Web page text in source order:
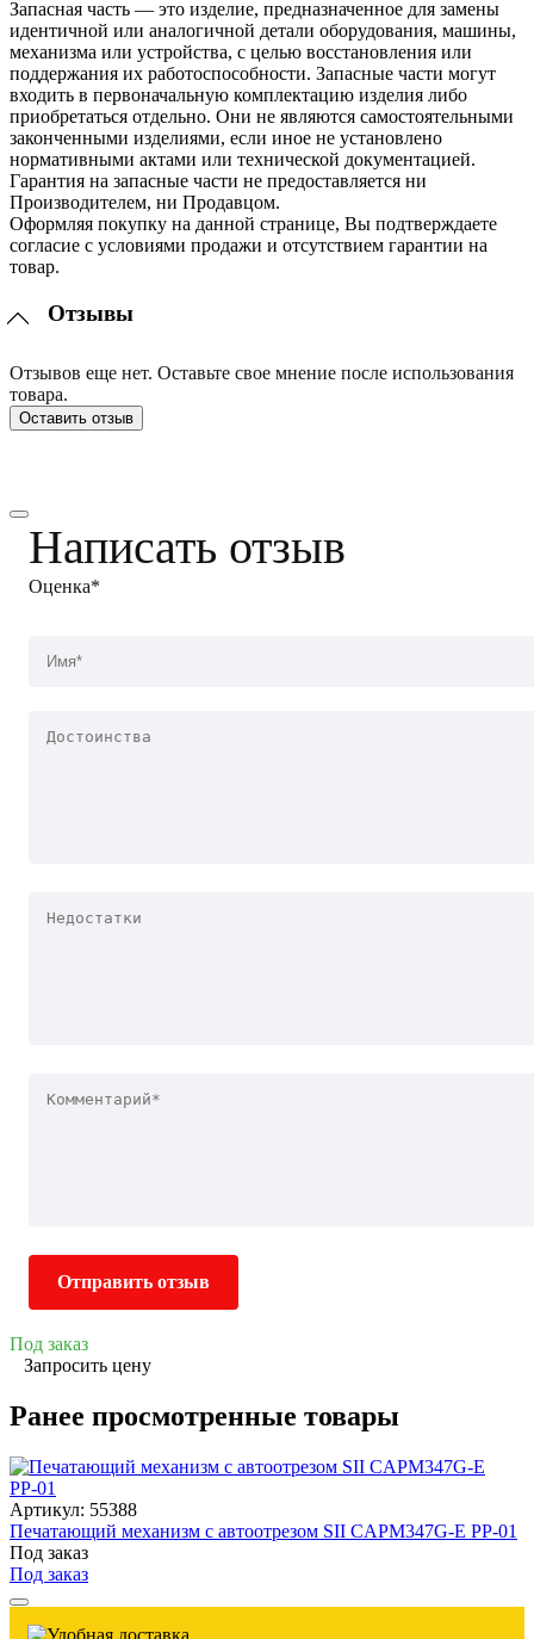
Запасная часть — это изделие, предназначенное для замены
идентичной или аналогичной детали оборудования, машины,
механизма или устройства, с целью восстановления или
поддержания их работоспособности. Запасные части могут
входить в первоначальную комплектацию изделия либо
приобретаться отдельно. Они не являются самостоятельными
законченными изделиями, если иное не установлено
нормативными актами или технической документацией.
Гарантия на запасные части не предоставляется ни
Производителем, ни Продавцом.
Оформляя покупку на данной странице, Вы подтверждаете
согласие с условиями продажи и отсутствием гарантии на
товар.
Отзывы
Отзывов еще нет. Оставьте свое мнение после использования
товара.
Оставить отзыв
Написать отзыв
Оценка*
Отправить отзыв
Под заказ
Запросить цену
Ранее просмотренные товары
Артикул: 55388
Печатающий механизм с автоотрезом SII CAPМ347G-E РР-01
Под заказ
Под заказ